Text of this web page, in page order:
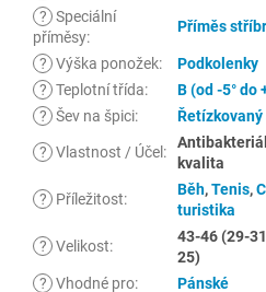
? Speciální
příměsy:
Příměs
? Výška ponožek:
Podkolenky
? Teplotní třída:
B (od -5° do
? Šev na špici: Řetízkovaný
? Vlastnost / Účel :
kvalita
? Příležitost:
Běh,Tenis,
turistika
? Velikost:
43-46 (29-
25)
? Vhodné pro:
Pánské